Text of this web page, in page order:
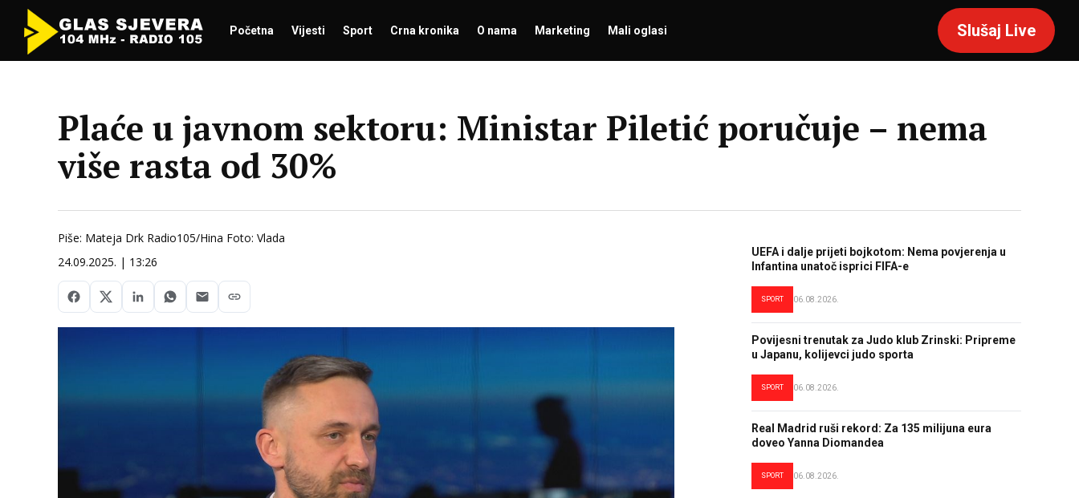
Početna Vijesti Sport Crna kronika O nama Marketing Mali oglasi Slušaj Live
Plaće u javnom sektoru: Ministar Piletić poručuje – nema
više rasta od 30%
Piše: Mateja Drk Radio105/Hina Foto: Vlada
24.09.2025. | 13:26
UEFA i dalje prijeti bojkotom: Nema povjerenja u
Infantina unatoč isprici FIFA-e
SPORT 06.08.2026.
Povijesni trenutak za Judo klub Zrinski: Pripreme
u Japanu, kolijevci judo sporta
SPORT 06.08.2026.
Real Madrid ruši rekord: Za 135 milijuna eura
doveo Yanna Diomandea
SPORT 06.08.2026.